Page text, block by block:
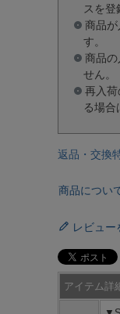
スを登
商品が
す。
商品の
せん。
再入
る場合
返品・交換
商品につい
レビュー
アイテム詳